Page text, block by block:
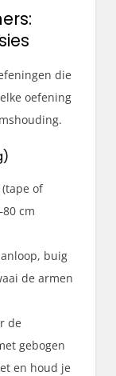
die
oefening
of
cm
buig
de armen
de
gebogen
en houd je